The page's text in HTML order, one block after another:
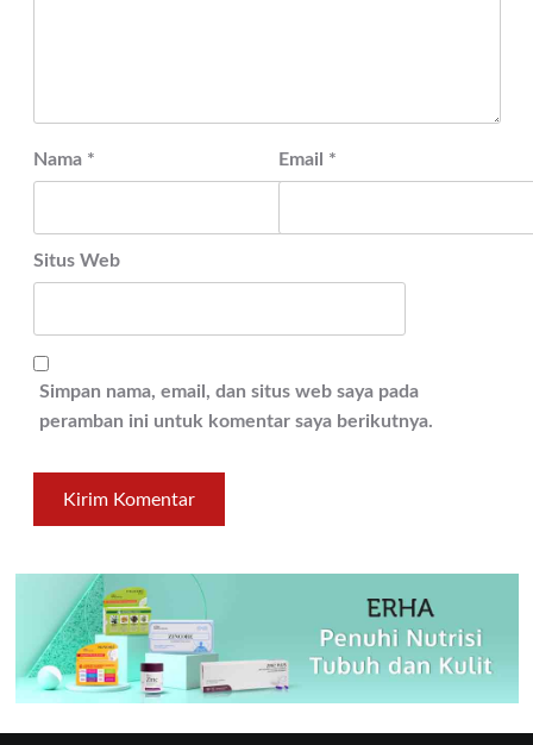
Nama * Email *
Situs Web
Simpan nama, email, dan situs web saya pada
peramban ini untuk komentar saya berikutnya.